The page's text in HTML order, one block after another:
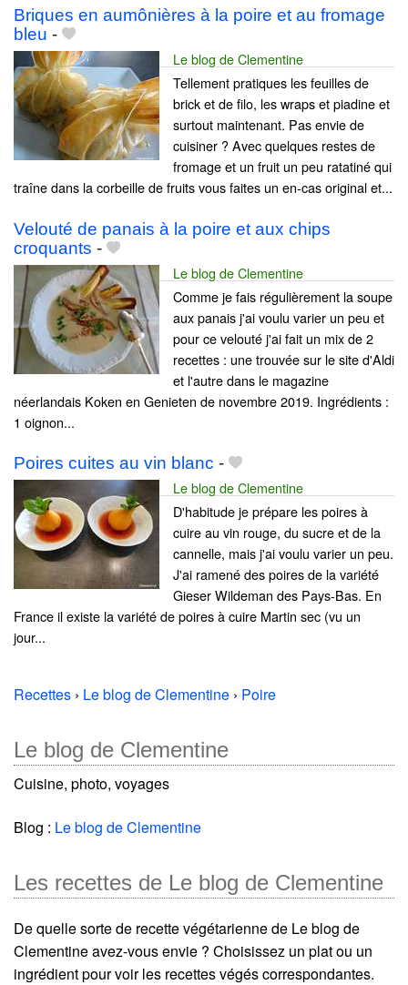
Briques en aumônières à la poire et au fromage
bleu -
Le blog de Clementine
Tellement pratiques les feuilles de
brick et de filo, les wraps et piadine et
surtout maintenant. Pas envie de
cuisiner ? Avec quelques restes de
fromage et un fruit un peu ratatiné qui
traîne dans la corbeille de fruits vous faites un en-cas original et...
Velouté de panais à la poire et aux chips
croquants -
Le blog de Clementine
Comme je fais régulièrement la soupe
aux panais j'ai voulu varier un peu et
pour ce velouté j'ai fait un mix de 2
recettes : une trouvée sur le site d'Aldi
et l'autre dans le magazine
néerlandais Koken en Genieten de novembre 2019. Ingrédients :
1 oignon...
Poires cuites au vin blanc -
Le blog de Clementine
D'habitude je prépare les poires à
cuire au vin rouge, du sucre et de la
cannelle, mais j'ai voulu varier un peu.
J'ai ramené des poires de la variété
Gieser Wildeman des Pays-Bas. En
France il existe la variété de poires à cuire Martin sec (vu un
jour...
Recettes › Le blog de Clementine › Poire
Le blog de Clementine
Cuisine, photo, voyages
Blog : Le blog de Clementine
Les recettes de Le blog de Clementine
De quelle sorte de recette végétarienne de Le blog de
Clementine avez-vous envie ? Choisissez un plat ou un
ingrédient pour voir les recettes végés correspondantes.